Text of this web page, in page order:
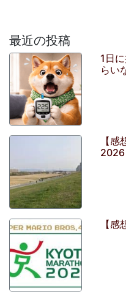
最近の投稿
1日
らい
【
2026
【